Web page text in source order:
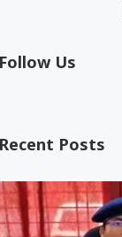
Follow Us
Recent Posts